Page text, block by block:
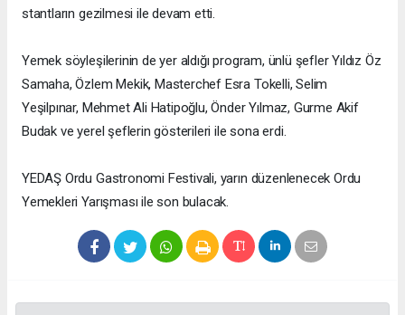
stantların gezilmesi ile devam etti.
Yemek söyleşilerinin de yer aldığı program, ünlü şefler Yıldız Öz
Samaha, Özlem Mekik, Masterchef Esra Tokelli, Selim
Yeşilpınar, Mehmet Ali Hatipoğlu, Önder Yılmaz, Gurme Akif
Budak ve yerel şeflerin gösterileri ile sona erdi.
YEDAŞ Ordu Gastronomi Festivali, yarın düzenlenecek Ordu
Yemekleri Yarışması ile son bulacak.